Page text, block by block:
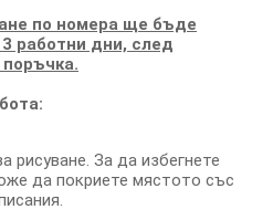
по номера ще бъде
работни дни, след
рисуване. За да избегнете
да покриете мястото със